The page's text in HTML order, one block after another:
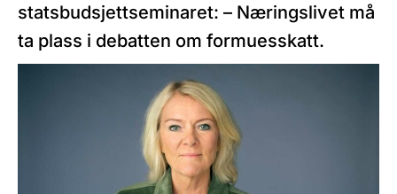
statsbudsjettseminaret: – Næringslivet må
ta plass i debatten om formuesskatt.